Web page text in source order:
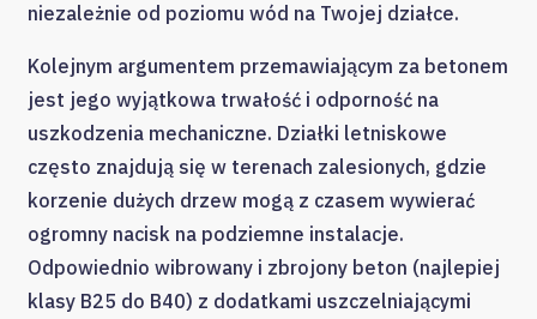
niezależnie od poziomu wód na Twojej działce.
Kolejnym argumentem przemawiającym za betonem
jest jego wyjątkowa trwałość i odporność na
uszkodzenia mechaniczne. Działki letniskowe
często znajdują się w terenach zalesionych, gdzie
korzenie dużych drzew mogą z czasem wywierać
ogromny nacisk na podziemne instalacje.
Odpowiednio wibrowany i zbrojony beton (najlepiej
klasy B25 do B40) z dodatkami uszczelniającymi